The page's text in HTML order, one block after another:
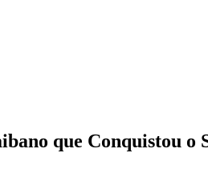
que Conquistou o